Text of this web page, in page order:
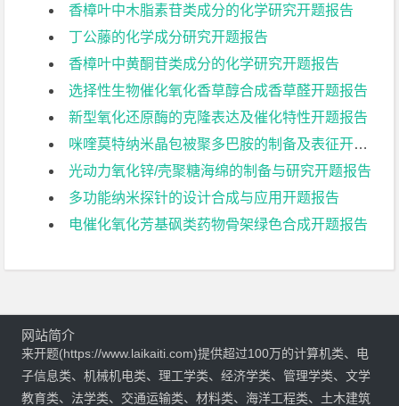
香樟叶中木脂素苷类成分的化学研究开题报告
丁公藤的化学成分研究开题报告
香樟叶中黄酮苷类成分的化学研究开题报告
选择性生物催化氧化香草醇合成香草醛开题报告
新型氧化还原酶的克隆表达及催化特性开题报告
咪喹莫特纳米晶包被聚多巴胺的制备及表征开题报告
光动力氧化锌/壳聚糖海绵的制备与研究开题报告
多功能纳米探针的设计合成与应用开题报告
电催化氧化芳基砜类药物骨架绿色合成开题报告
网站简介
来开题(https://www.laikaiti.com)提供超过100万的计算机类、电
子信息类、机械机电类、理工学类、经济学类、管理学类、文学
教育类、法学类、交通运输类、材料类、海洋工程类、土木建筑